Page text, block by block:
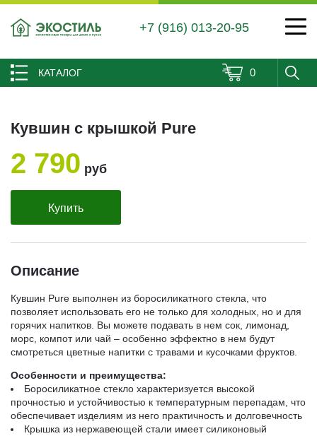
+7 (916) 013-20-95
КАТАЛОГ 0
Кувшин с крышкой Pure
2 790 руб
Купить
Описание
Кувшин Pure выполнен из боросиликатного стекла, что
позволяет использовать его не только для холодных, но и для
горячих напитков. Вы можете подавать в нем сок, лимонад,
морс, компот или чай – особенно эффектно в нем будут
смотреться цветные напитки с травами и кусочками фруктов.
Особенности и преимущества:
Боросиликатное стекло характеризуется высокой
прочностью и устойчивостью к температурным перепадам, что
обеспечивает изделиям из него практичность и долговечность
Крышка из нержавеющей стали имеет силиконовый